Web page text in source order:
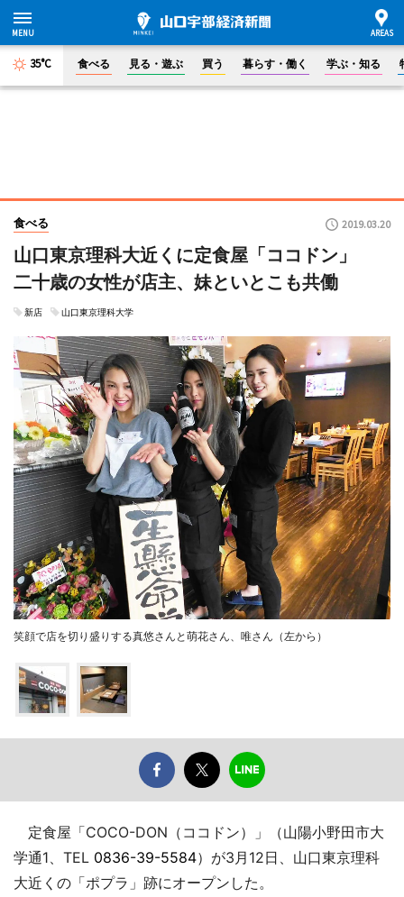
35°C 食べる 見る・遊ぶ 買う 暮らす・働く 学ぶ・知る
食べる 2019.03.20
山口東京理科大近くに定食屋「ココドン」
二十歳の女性が店主、妹といとこも共働
新店 山口東京理科大学
笑顔で店を切り盛りする真悠さんと萌花さん、唯さん（左から）
定食屋「COCO-DON（ココドン）」（山陽小野田市大
学通1、TEL 0836-39-5584）が3月12日、山口東京理科
大近くの「ポプラ」跡にオープンした。